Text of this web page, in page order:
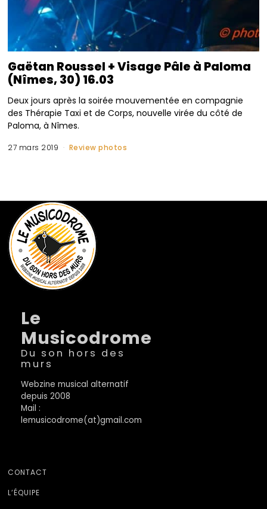
Gaëtan Roussel + Visage Pâle à Paloma
(Nîmes, 30) 16.03
Deux jours après la soirée mouvementée en compagnie
des Thérapie Taxi et de Corps, nouvelle virée du côté de
Paloma, à Nîmes.
27 mars 2019 Review photos
Le
Musicodrome
Du son hors des
murs
Webzine musical alternatif
depuis 2008
Mail :
lemusicodrome(at)gmail.com
CONTACT
L’ÉQUIPE